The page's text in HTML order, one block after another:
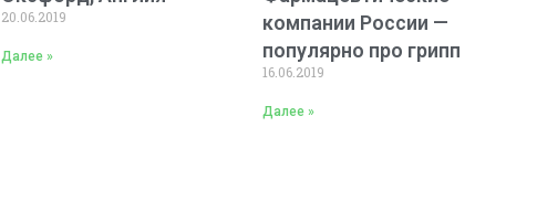
20.06.2019
Далее »
компании России —
популярно про грипп
16.06.2019
Далее »